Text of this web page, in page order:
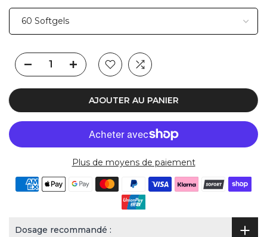
AJOUTER AU PANIER
Plus de moyens de paiement
Dosage recommandé :